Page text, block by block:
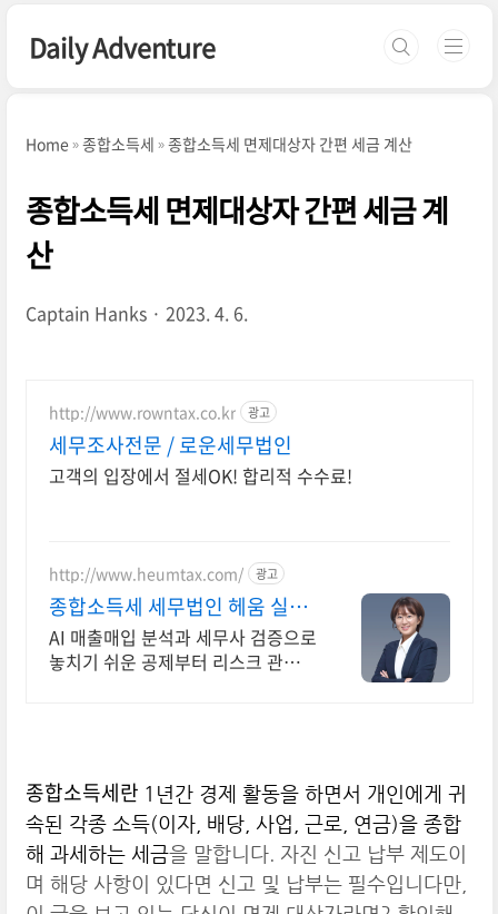
Daily Adventure
Home 종합소득세 종합소득세 면제대상자 간편 세금 계산
종합소득세 면제대상자 간편 세금 계
산
Captain Hanks 2023. 4. 6.
http://www.rowntax.co.kr 광고
세무조사전문 / 로운세무법인
고객의 입장에서 절세OK! 합리적 수수료!
http://www.heumtax.com/ 광고
종합소득세 세무법인 헤움 실시
간 카톡 상담 지원
AI 매출매입 분석과 세무사 검증으로
놓치기 쉬운 공제부터 리스크 관리까
종합소득세란 1년간 경제 활동을 하면서 개인에게 귀
속된 각종 소득(이자, 배당, 사업, 근로, 연금)을 종합
해 과세하는 세금을 말합니다. 자진 신고 납부 제도이
며 해당 사항이 있다면 신고 및 납부는 필수입니다만,